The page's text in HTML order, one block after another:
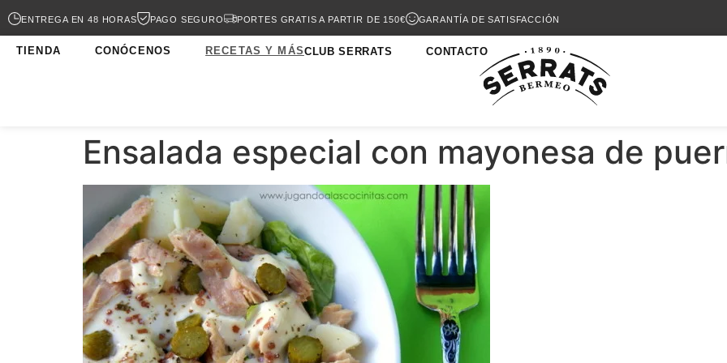
ENTREGA EN 48 HORAS PAGO SEGURO PORTES GRATIS A PARTIR DE 150€ GARANTÍA DE SATISFACCIÓN
TIENDA CONÓCENOS RECETAS Y MÁSCLUB SERRATS CONTACTO
Ensalada especial con mayonesa de